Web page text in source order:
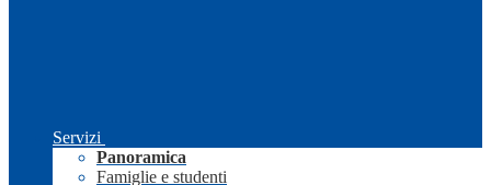
Servizi
Panoramica
Famiglie e studenti